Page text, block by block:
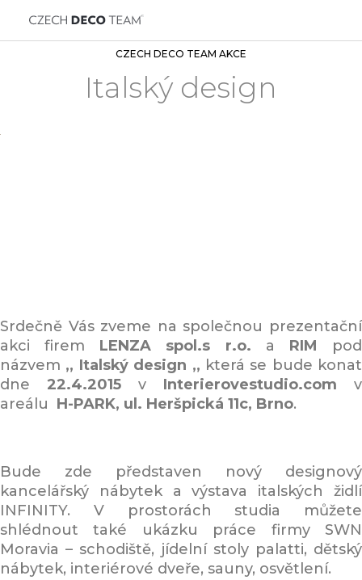
CZECH DECO TEAM AKCE
Italský design
Srdečně Vás zveme na společnou prezentační
akci firem LENZA spol.s r.o. a RIM pod
názvem ,, Italský design ,, která se bude konat
dne 22.4.2015 v Interierovestudio.com v
areálu H-PARK, ul. Heršpická 11c, Brno.
Bude zde představen nový designový
kancelářský nábytek a výstava italských židlí
INFINITY. V prostorách studia můžete
shlédnout také ukázku práce firmy SWN
Moravia – schodiště, jídelní stoly palatti, dětský
nábytek, interiérové dveře, sauny, osvětlení.